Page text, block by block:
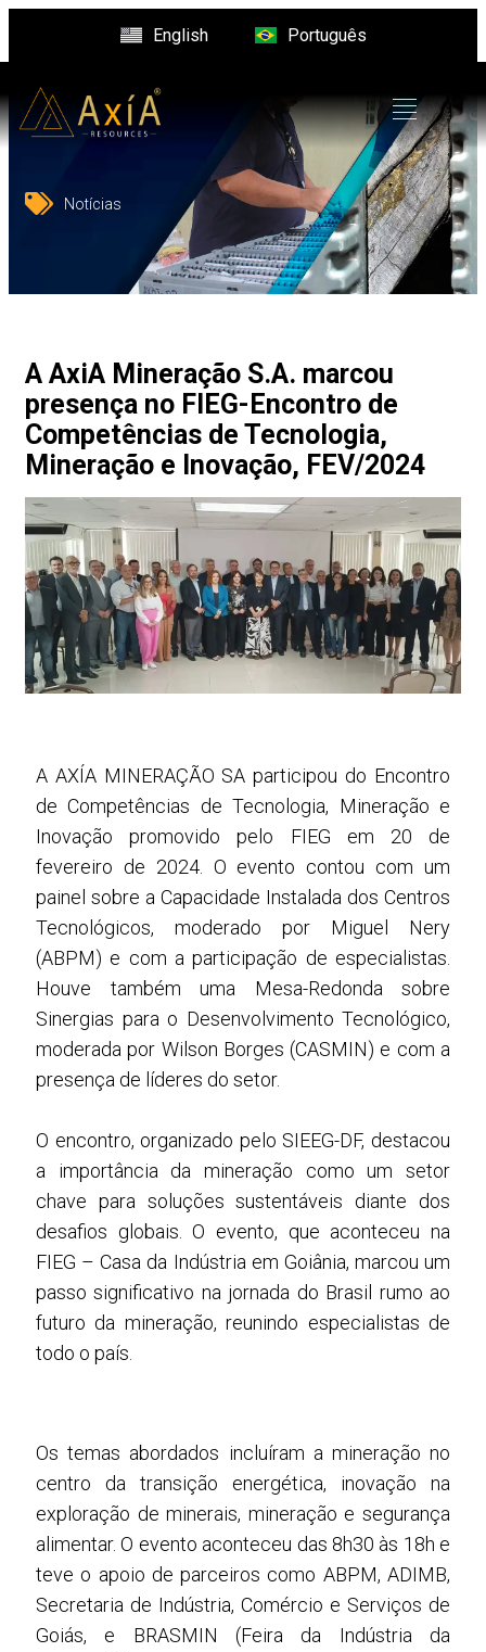
English Português
Notícias
A AxiA Mineração S.A. marcou
presença no FIEG-Encontro de
Competências de Tecnologia,
Mineração e Inovação, FEV/2024
A AXÍA MINERAÇÃO SA participou do Encontro
de Competências de Tecnologia, Mineração e
Inovação promovido pelo FIEG em 20 de
fevereiro de 2024. O evento contou com um
painel sobre a Capacidade Instalada dos Centros
Tecnológicos, moderado por Miguel Nery
(ABPM) e com a participação de especialistas.
Houve também uma Mesa-Redonda sobre
Sinergias para o Desenvolvimento Tecnológico,
moderada por Wilson Borges (CASMIN) e com a
presença de líderes do setor.
O encontro, organizado pelo SIEEG-DF, destacou
a importância da mineração como um setor
chave para soluções sustentáveis diante dos
desafios globais. O evento, que aconteceu na
FIEG – Casa da Indústria em Goiânia, marcou um
passo significativo na jornada do Brasil rumo ao
futuro da mineração, reunindo especialistas de
todo o país.
Os temas abordados incluíram a mineração no
centro da transição energética, inovação na
exploração de minerais, mineração e segurança
alimentar. O evento aconteceu das 8h30 às 18h e
teve o apoio de parceiros como ABPM, ADIMB,
Secretaria de Indústria, Comércio e Serviços de
Goiás, e BRASMIN (Feira da Indústria da